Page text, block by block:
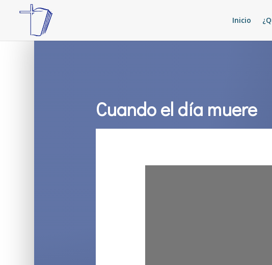
Inicio
Cuando el día muere